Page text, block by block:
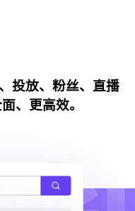
投放、粉丝、直播
、更高效。